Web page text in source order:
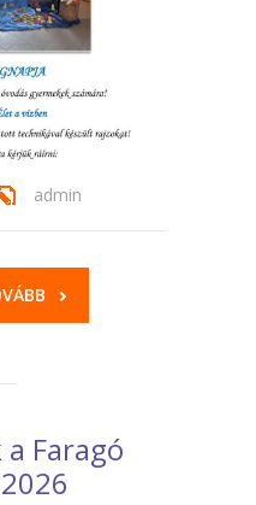
admin
Faragó